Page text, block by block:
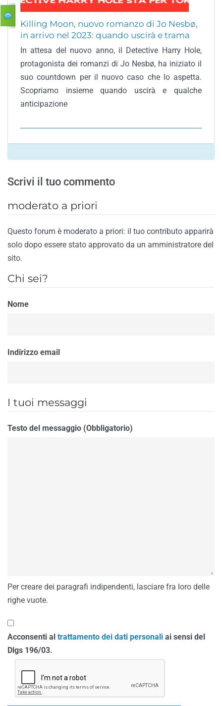
Killing Moon, nuovo romanzo di Jo Nesbø,
in arrivo nel 2023: quando uscirà e trama
In attesa del nuovo anno, il Detective Harry Hole,
protagonista dei romanzi di Jo Nesbø, ha iniziato il
suo countdown per il nuovo caso che lo aspetta.
Scopriamo insieme quando uscirà e qualche
anticipazione
Scrivi il tuo commento
moderato a priori
Questo forum è moderato a priori: il tuo contributo apparirà
solo dopo essere stato approvato da un amministratore del
sito.
Chi sei?
Nome
Indirizzo email
I tuoi messaggi
Testo del messaggio (Obbligatorio)
Per creare dei paragrafi indipendenti, lasciare fra loro delle
righe vuote.
Acconsenti al trattamento dei dati personali ai sensi del
Dlgs 196/03.